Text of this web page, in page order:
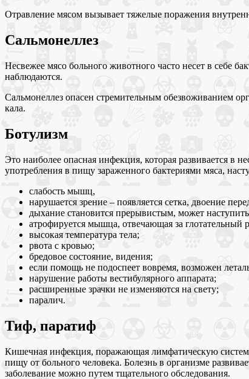
Отравление мясом вызывает тяжелые поражения
Сальмонеллез
Несвежее мясо больного животного часто несет в себе
наблюдаются.
Сальмонеллез опасен стремительным обезвоживанием
кала.
Ботулизм
Это наиболее опасная инфекция, которая развивается в
употребления в пищу зараженного бактериями мяса,
слабость мышц,
нарушается зрение – появляется сетка, двоение
дыхание становится прерывистым, может
атрофируется мышца, отвечающая за глотательный
высокая температура тела;
рвота с кровью;
бредовое состояние, видения;
если помощь не подоспеет вовремя, возможен
нарушение работы вестибулярного аппарата;
расширенные зрачки не изменяются на свету;
паралич.
Тиф, паратиф
Кишечная инфекция, поражающая лимфатическую
пищу от больного человека. Болезнь в организме
заболевание можно путем тщательного обследования.